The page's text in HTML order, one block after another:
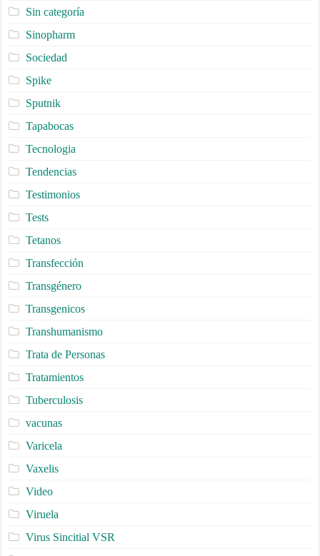
Sin categoría
Sinopharm
Sociedad
Spike
Sputnik
Tapabocas
Tecnologia
Tendencias
Testimonios
Tests
Tetanos
Transfección
Transgénero
Transgenicos
Transhumanismo
Trata de Personas
Tratamientos
Tuberculosis
vacunas
Varicela
Vaxelis
Video
Viruela
Virus Sincitial VSR